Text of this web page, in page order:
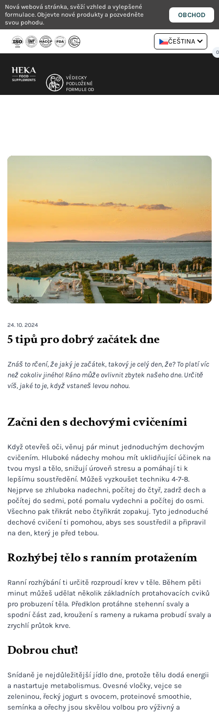
Přejít
na
obsah
Nová webová stránka, svěží vzhled a vylepšené
formulace. Objevte nové produkty a pozvedněte
svou pohodu.
OBCHOD
ČEŠTINA
VĚDECKY
PODLOŽENÉ
FORMULE OD
NUTRICIONISTŮ
0
24. 10. 2024
5 tipů pro dobrý začátek dne
Znáš to rčení, že jaký je začátek, takový je celý den, že? To platí víc
než cokoliv jiného! Ráno může ovlivnit zbytek našeho dne. Určitě
víš, jaké to je, když vstaneš levou nohou.
Začni den s dechovými cvičeními
Když otevřeš oči, věnuj pár minut jednoduchým dechovým
cvičením. Hluboké nádechy mohou mít uklidňující účinek na
tvou mysl a tělo, snižují úroveň stresu a pomáhají ti k
lepšímu soustředění. Můžeš vyzkoušet techniku 4-7-8.
Nejprve se zhluboka nadechni, počítej do čtyř, zadrž dech a
počítej do sedmi, poté pomalu vydechni a počítej do osmi.
Všechno pak třikrát nebo čtyřikrát zopakuj. Tyto jednoduché
dechové cvičení ti pomohou, abys ses soustředil a připravil
na den, který je před tebou.
Rozhýbej tělo s ranním protažením
Ranní rozhýbání ti určitě rozproudí krev v těle. Během pěti
minut můžeš udělat několik základních protahovacích cviků
pro probuzení těla. Předklon protáhne stehenní svaly a
spodní část zad, kroužení s rameny a rukama probudí svaly a
zrychlí průtok krve.
Dobrou chuť!
Snídaně je nejdůležitější jídlo dne, protože tělu dodá energii
a nastartuje metabolismus. Ovesné vločky, vejce se
zeleninou, řecký jogurt s ovocem, proteinové smoothie,
semínka a ořechy jsou skvělou volbou pro výživný a